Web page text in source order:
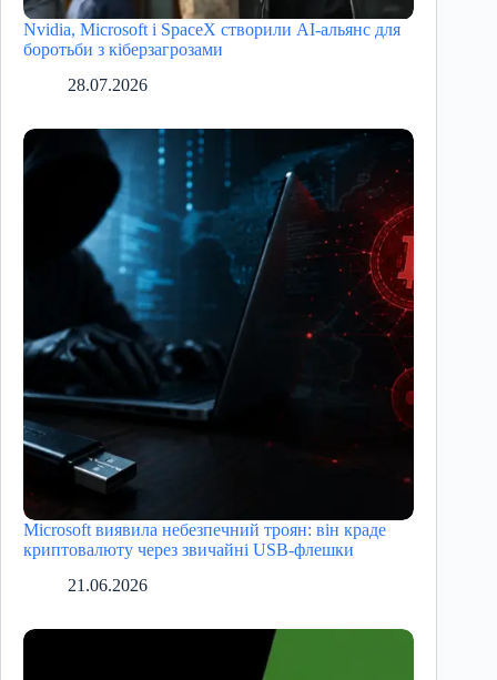
Nvidia, Microsoft і SpaceX створили AI-альянс для
боротьби з кіберзагрозами
28.07.2026
Microsoft виявила небезпечний троян: він краде
криптовалюту через звичайні USB-флешки
21.06.2026